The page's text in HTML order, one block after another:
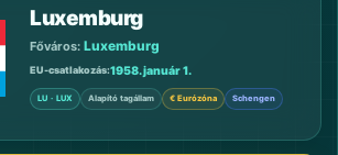
Luxemburg
Főváros: Luxemburg
EU-csatlakozás 1958. január 1.
LU · LUX Alapító tagállam € Eurózóna Schengen